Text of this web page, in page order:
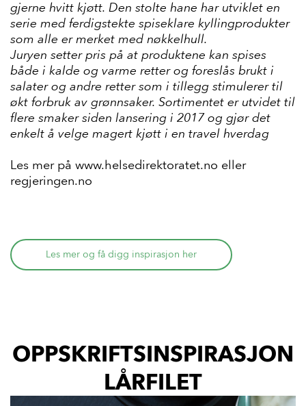
gjerne hvitt kjøtt. Den stolte hane har utviklet en
serie med ferdigstekte spiseklare kyllingprodukter
som alle er merket med nøkkelhull.
Juryen setter pris på at produktene kan spises
både i kalde og varme retter og foreslås brukt i
salater og andre retter som i tillegg stimulerer til
økt forbruk av grønnsaker. Sortimentet er utvidet til
flere smaker siden lansering i 2017 og gjør det
enkelt å velge magert kjøtt i en travel hverdag
Les mer på www.helsedirektoratet.no eller
regjeringen.no
Les mer og få digg inspirasjon her
OPPSKRIFTSINSPIRASJON
LÅRFILET